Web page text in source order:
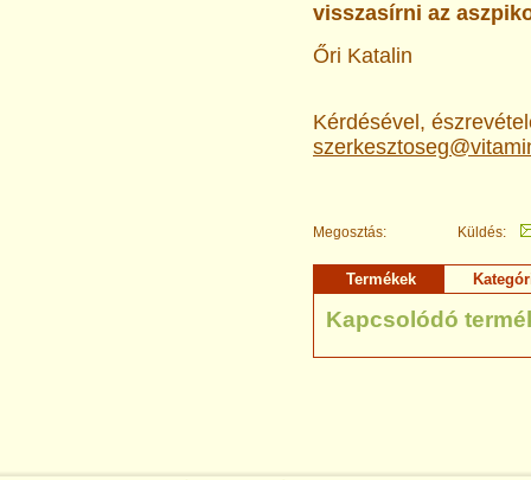
visszasírni az
Őri Katalin
Kérdésével,
Megosztás: Küldés:
Termékek
Kapcsolódó